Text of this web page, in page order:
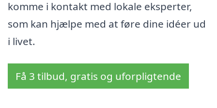
komme i kontakt med lokale eksperter,
som kan hjælpe med at føre dine idéer ud
i livet.
Få 3 tilbud, gratis og uforpligtende